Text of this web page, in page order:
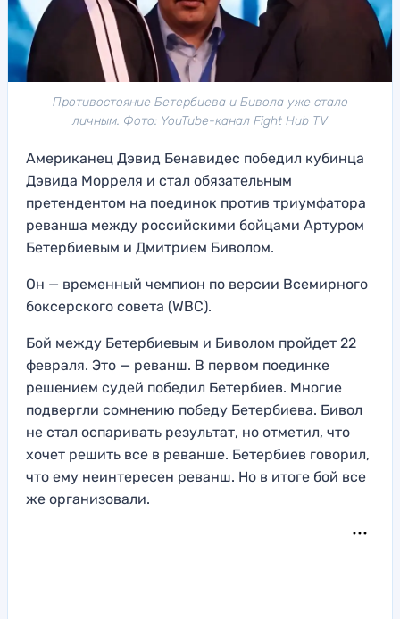
Противостояние Бетербиева и Бивола уже стало
личным. Фото: YouTube-канал Fight Hub TV
Американец Дэвид Бенавидес победил кубинца
Дэвида Морреля и стал обязательным
претендентом на поединок против триумфатора
реванша между российскими бойцами Артуром
Бетербиевым и Дмитрием Биволом.
Он — временный чемпион по версии Всемирного
боксерского совета (WBC).
Бой между Бетербиевым и Биволом пройдет 22
февраля. Это — реванш. В первом поединке
решением судей победил Бетербиев. Многие
подвергли сомнению победу Бетербиева. Бивол
не стал оспаривать результат, но отметил, что
хочет решить все в реванше. Бетербиев говорил,
что ему неинтересен реванш. Но в итоге бой все
же организовали.